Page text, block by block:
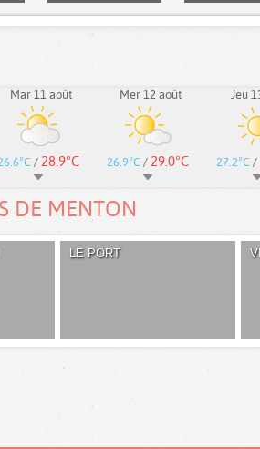
Mar 11 août
/ 28.9°C
Mer 12 août
26.9°C / 29.0°C
Jeu
27.2°C /
DE MENTON
LE PORT